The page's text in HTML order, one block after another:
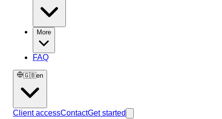
More
FAQ
🇬🇧en
Client accessContactGet started